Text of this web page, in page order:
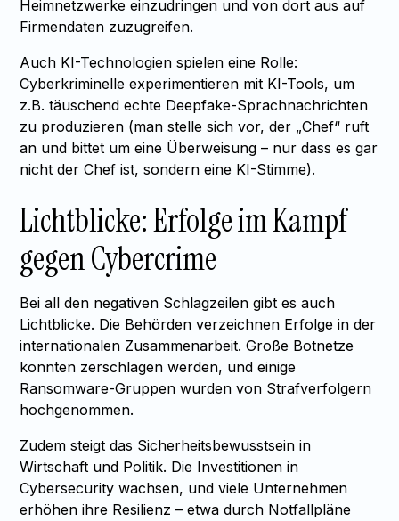
Heimnetzwerke einzudringen und von dort aus auf
Firmendaten zuzugreifen.
Auch KI-Technologien spielen eine Rolle:
Cyberkriminelle experimentieren mit KI-Tools, um
z.B. täuschend echte Deepfake-Sprachnachrichten
zu produzieren (man stelle sich vor, der „Chef“ ruft
an und bittet um eine Überweisung – nur dass es gar
nicht der Chef ist, sondern eine KI-Stimme).
Lichtblicke: Erfolge im Kampf
gegen Cybercrime
Bei all den negativen Schlagzeilen gibt es auch
Lichtblicke. Die Behörden verzeichnen Erfolge in der
internationalen Zusammenarbeit. Große Botnetze
konnten zerschlagen werden, und einige
Ransomware-Gruppen wurden von Strafverfolgern
hochgenommen.
Zudem steigt das Sicherheitsbewusstsein in
Wirtschaft und Politik. Die Investitionen in
Cybersecurity wachsen, und viele Unternehmen
erhöhen ihre Resilienz – etwa durch Notfallpläne